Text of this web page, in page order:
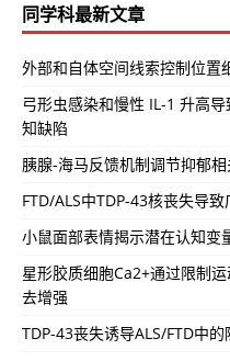
同学科最新文章
外部和自体空间线索控制位置
弓形虫感染和慢性 IL-1 升高
知缺陷
胰腺-海马反馈机制调节抑郁
FTD/ALS中TDP-43核丧失导
小鼠面部表情揭示潜在认知变
星形胶质细胞Ca2+通过限制
去增强
TDP-43丧失诱导ALS/FTD中